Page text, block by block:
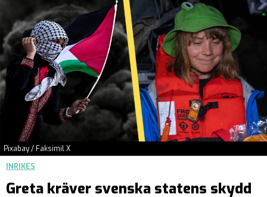
Pixabay / Faksimil X
INRIKES
Greta kräver svenska statens skydd